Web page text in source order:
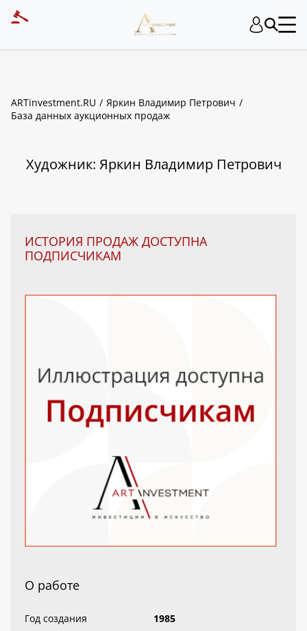
ARTinvestment.RU
Яркин Владимир Петрович
База данных аукционных продаж
Художник: Яркин Владимир Петрович
ИСТОРИЯ ПРОДАЖ ДОСТУПНА
ПОДПИСЧИКАМ
О работе
Год создания
1985